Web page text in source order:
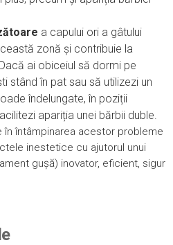
a capului ori a gâtului
zonă și contribuie la
ai obiceiul să dormi pe
stând în pat sau să utilizezi un
îndelungate, în poziții
apariția unei bărbii duble.
în întâmpinarea acestor probleme
inestetice cu ajutorul unui
gușă) inovator, eficient, sigur